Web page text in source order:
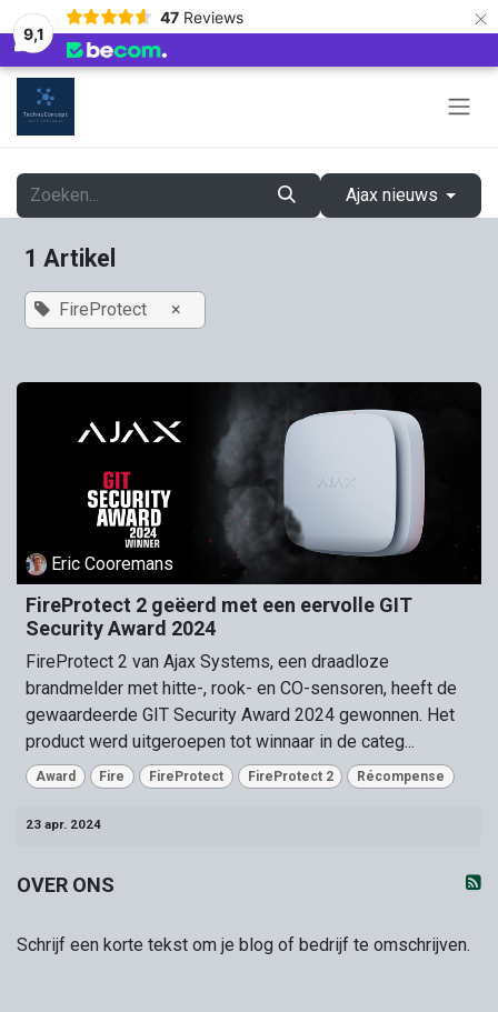
9,1
47 Reviews ×
Overslaan naar inhoud
Ajax nieuws
1 Artikel
FireProtect ×
Eric Cooremans
FireProtect 2 geëerd met een eervolle GIT
Security Award 2024
FireProtect 2 van Ajax Systems, een draadloze
brandmelder met hitte-, rook- en CO-sensoren, heeft de
gewaardeerde GIT Security Award 2024 gewonnen. Het
product werd uitgeroepen tot winnaar in de categ...
Award Fire FireProtect FireProtect 2 Récompense
23 apr. 2024
OVER ONS
Schrijf een korte tekst om je blog of bedrijf te omschrijven.